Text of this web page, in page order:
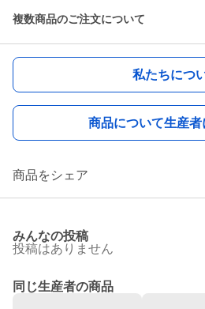
複数商品のご注文について
私たちにつ
商品について生産者
商品をシェア
みんなの投稿
投稿はありません
同じ生産者の商品